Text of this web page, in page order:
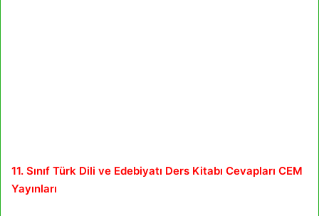
11. Sınıf Türk Dili ve Edebiyatı Ders Kitabı Cevapları CEM
Yayınları